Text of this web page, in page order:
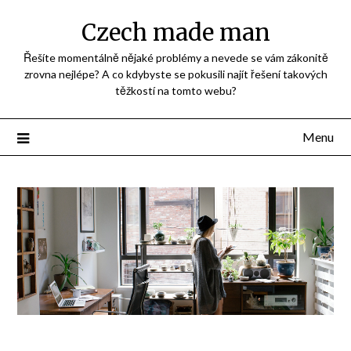
obsah
Czech made man
Řešíte momentálně nějaké problémy a nevede se vám zákonitě
zrovna nejlépe? A co kdybyste se pokusili najít řešení takových
těžkostí na tomto webu?
Menu